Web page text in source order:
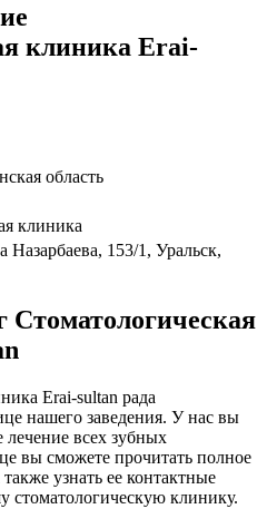
клиника Erai-
область
клиника
Назарбаева, 153/1, Уральск,
Erai-sultan рада
нашего заведения. У нас вы
всех зубных
вы сможете прочитать полное
узнать ее контактные
стоматологическую клинику.